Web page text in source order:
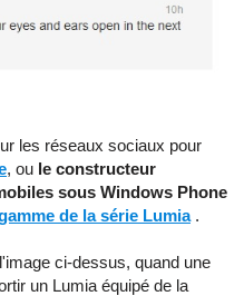
les réseaux sociaux pour
, ou le constructeur
sous Windows Phone
de la série Lumia .
ci-dessus, quand une
un Lumia équipé de la